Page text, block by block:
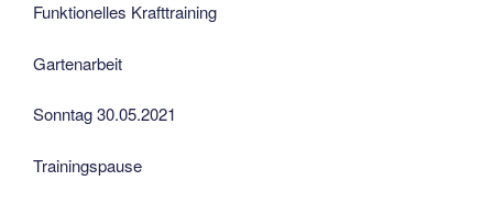
Funktionelles Krafttraining
Gartenarbeit
Sonntag 30.05.2021
Trainingspause